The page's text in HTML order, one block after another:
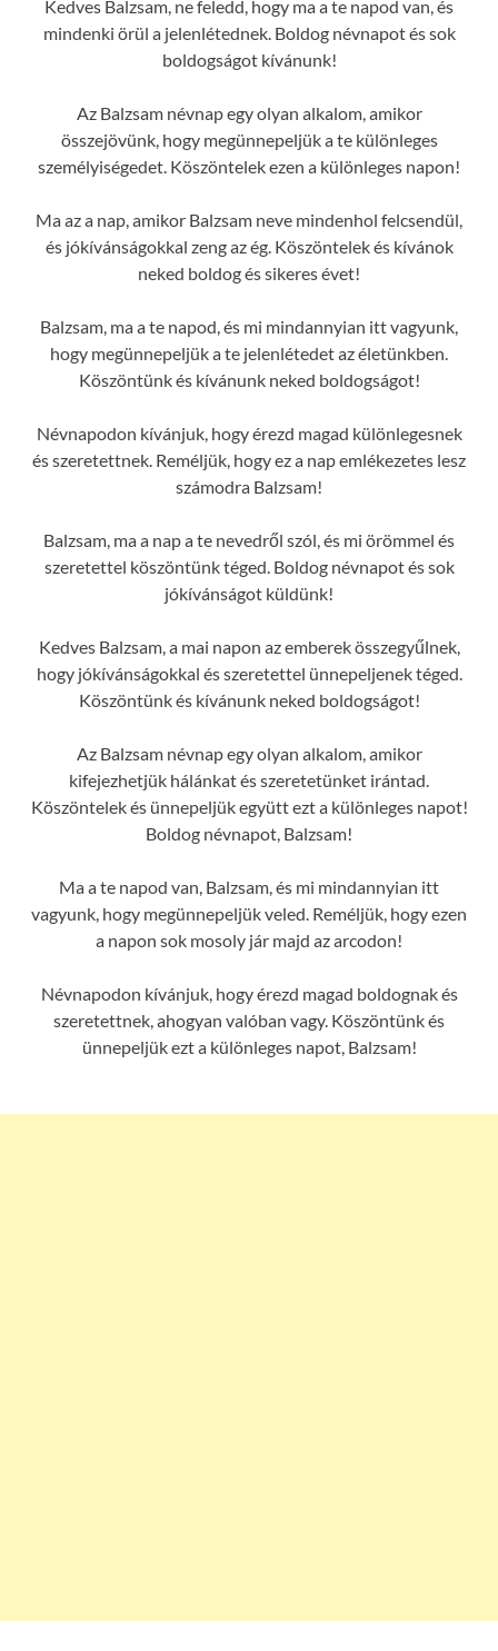
Kedves Balzsam, ne feledd, hogy ma a te napod van, és
mindenki örül a jelenlétednek. Boldog névnapot és sok
boldogságot kívánunk!
Az Balzsam névnap egy olyan alkalom, amikor
összejövünk, hogy megünnepeljük a te különleges
személyiségedet. Köszöntelek ezen a különleges napon!
Ma az a nap, amikor Balzsam neve mindenhol felcsendül,
és jókívánságokkal zeng az ég. Köszöntelek és kívánok
neked boldog és sikeres évet!
Balzsam, ma a te napod, és mi mindannyian itt vagyunk,
hogy megünnepeljük a te jelenlétedet az életünkben.
Köszöntünk és kívánunk neked boldogságot!
Névnapodon kívánjuk, hogy érezd magad különlegesnek
és szeretettnek. Reméljük, hogy ez a nap emlékezetes lesz
számodra Balzsam!
Balzsam, ma a nap a te nevedről szól, és mi örömmel és
szeretettel köszöntünk téged. Boldog névnapot és sok
jókívánságot küldünk!
Kedves Balzsam, a mai napon az emberek összegyűlnek,
hogy jókívánságokkal és szeretettel ünnepeljenek téged.
Köszöntünk és kívánunk neked boldogságot!
Az Balzsam névnap egy olyan alkalom, amikor
kifejezhetjük hálánkat és szeretetünket irántad.
Köszöntelek és ünnepeljük együtt ezt a különleges napot!
Boldog névnapot, Balzsam!
Ma a te napod van, Balzsam, és mi mindannyian itt
vagyunk, hogy megünnepeljük veled. Reméljük, hogy ezen
a napon sok mosoly jár majd az arcodon!
Névnapodon kívánjuk, hogy érezd magad boldognak és
szeretettnek, ahogyan valóban vagy. Köszöntünk és
ünnepeljük ezt a különleges napot, Balzsam!